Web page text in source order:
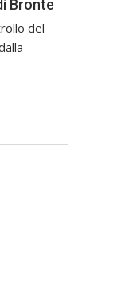
Bronte
del